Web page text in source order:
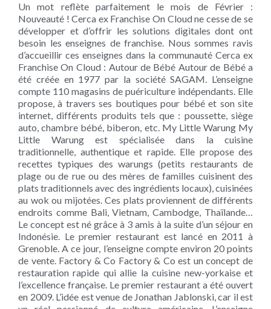
Un mot reflète parfaitement le mois de Février :
Nouveauté ! Cerca ex Franchise On Cloud ne cesse de se
développer et d’offrir les solutions digitales dont ont
besoin les enseignes de franchise. Nous sommes ravis
d’accueillir ces enseignes dans la communauté Cerca ex
Franchise On Cloud : Autour de Bébé Autour de Bébé a
été créée en 1977 par la société SAGAM. L’enseigne
compte 110 magasins de puériculture indépendants. Elle
propose, à travers ses boutiques pour bébé et son site
internet, différents produits tels que : poussette, siège
auto, chambre bébé, biberon, etc. My Little Warung My
Little Warung est spécialisée dans la cuisine
traditionnelle, authentique et rapide. Elle propose des
recettes typiques des warungs (petits restaurants de
plage ou de rue ou des mères de familles cuisinent des
plats traditionnels avec des ingrédients locaux), cuisinées
au wok ou mijotées. Ces plats proviennent de différents
endroits comme Bali, Vietnam, Cambodge, Thaïlande…
Le concept est né grâce à 3 amis à la suite d’un séjour en
Indonésie. Le premier restaurant est lancé en 2011 à
Grenoble. A ce jour, l’enseigne compte environ 20 points
de vente. Factory & Co Factory & Co est un concept de
restauration rapide qui allie la cuisine new-yorkaise et
l’excellence française. Le premier restaurant a été ouvert
en 2009. L’idée est venue de Jonathan Jablonski, car il est